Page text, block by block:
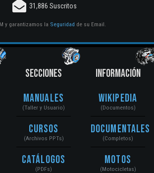
31,886 Suscritos
y garantizamos la Seguridad de su Email.
SECCIONES
Manuales
(Taller y Usuario)
Cursos
(Archivos PPTs)
Catálogos
(PDFs)
INFORMACIÓN
Wikipedia
(Documentos)
Documentales
(Completos)
Motos
(Motocicletas)